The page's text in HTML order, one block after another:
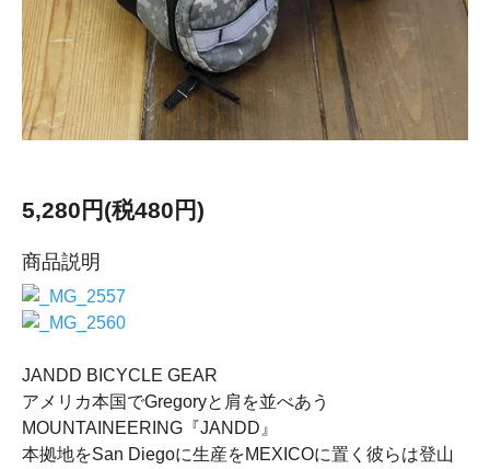
5,280円(税480円)
商品説明
JANDD BICYCLE GEAR
アメリカ本国でGregoryと肩を並べあう
MOUNTAINEERING『JANDD』
本拠地をSan Diegoに生産をMEXICOに置く彼らは登山